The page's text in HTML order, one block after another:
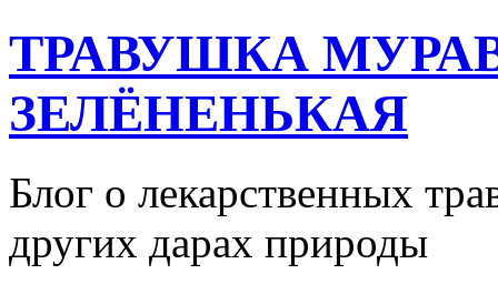
ТРАВУШКА
ЗЕЛЁНЕНЬКАЯ
Блог о лекарственных
других дарах природы